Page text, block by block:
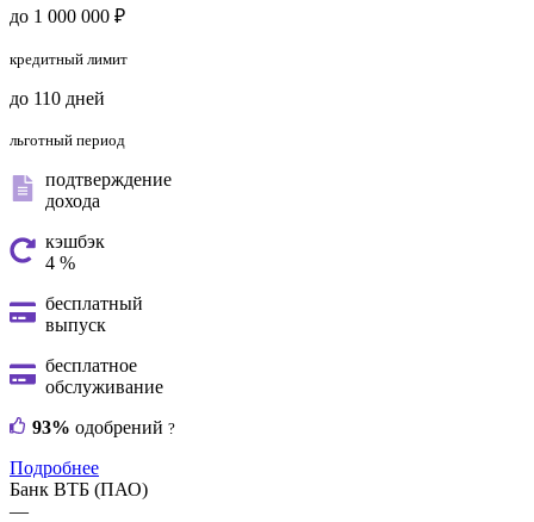
до 1 000 000 ₽
кредитный лимит
до 110 дней
льготный период
подтверждение
дохода
кэшбэк
4 %
бесплатный
выпуск
бесплатное
обслуживание
93% одобрений ?
Подробнее
Банк ВТБ (ПАО)
—